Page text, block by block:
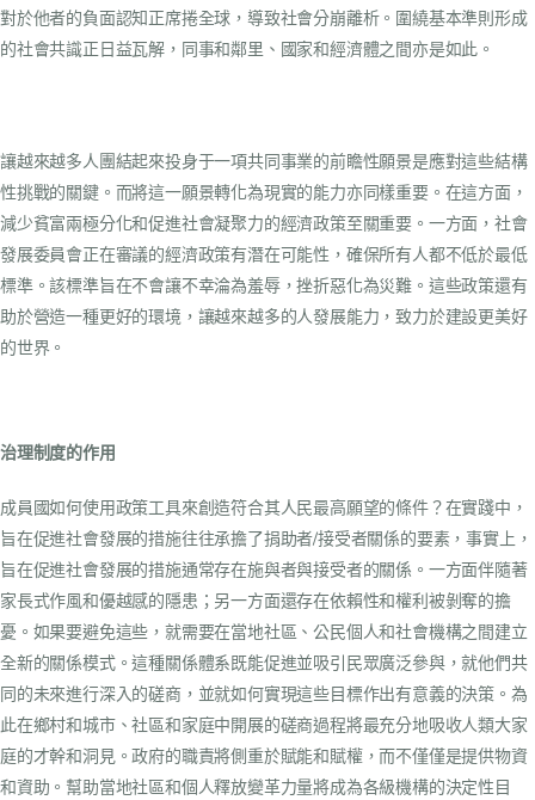
對於他者的負面認知正席捲全球，導致社會分崩離析。圍繞基本準則形成
的社會共識正日益瓦解，同事和鄰里、國家和經濟體之間亦是如此。
讓越來越多人團結起來投身于一項共同事業的前瞻性願景是應對這些結構
性挑戰的關鍵。而將這一願景轉化為現實的能力亦同樣重要。在這方面，
減少貧富兩極分化和促進社會凝聚力的經濟政策至關重要。一方面，社會
發展委員會正在審議的經濟政策有潛在可能性，確保所有人都不低於最低
標準。該標準旨在不會讓不幸淪為羞辱，挫折惡化為災難。這些政策還有
助於營造一種更好的環境，讓越來越多的人發展能力，致力於建設更美好
的世界。
治理制度的作用
成員國如何使用政策工具來創造符合其人民最高願望的條件？在實踐中，
旨在促進社會發展的措施往往承擔了捐助者/接受者關係的要素，事實上，
旨在促進社會發展的措施通常存在施與者與接受者的關係。一方面伴隨著
家長式作風和優越感的隱患；另一方面還存在依賴性和權利被剝奪的擔
憂。如果要避免這些，就需要在當地社區、公民個人和社會機構之間建立
全新的關係模式。這種關係體系既能促進並吸引民眾廣泛參與，就他們共
同的未來進行深入的磋商，並就如何實現這些目標作出有意義的決策。為
此在鄉村和城市、社區和家庭中開展的磋商過程將最充分地吸收人類大家
庭的才幹和洞見。政府的職責將側重於賦能和賦權，而不僅僅是提供物資
和資助。幫助當地社區和個人釋放變革力量將成為各級機構的決定性目